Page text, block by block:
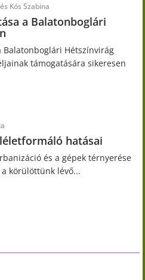
Kós Szabina
a Balatonboglári
Balatonboglári Hétszínvirág
támogatására sikeresen
hatásai
és a gépek térnyerése
körülöttünk lévő...